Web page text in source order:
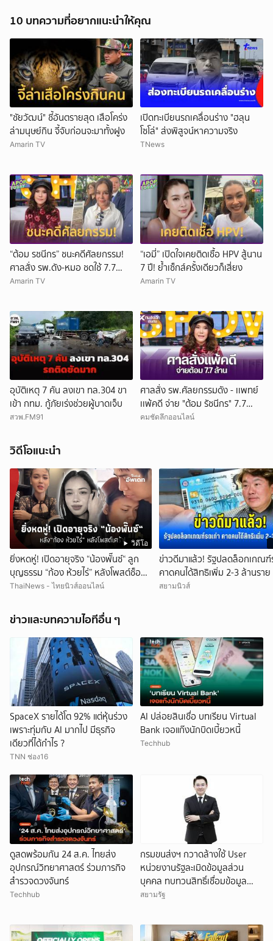
10 บทความที่อยากแนะนำให้คุณ
"ชัยวัฒน์" ชี้อันตรายสุด เสือโคร่ง
ล่ามนุษย์กิน จี้จับก่อนจะมาทั้งฝูง
Amarin TV
เปิดทะเบียนรถเคลื่อนร่าง "ฮลุน
โซโล่" ส่งพิสูจน์หาความจริง
TNews
“ต้อม รชนีกร” ชนะคดีศัลยกรรม!
ศาลสั่ง รพ.ดัง-หมอ ชดใช้ 7.7
ล้าน
Amarin TV
“เอมี่” เปิดใจเคยติดเชื้อ HPV สู้นาน
7 ปี! ย้ำเซ็กส์ครั้งเดียวก็เสี่ยง
Amarin TV
อุบัติเหตุ 7 คัน ลงเขา ทล.304 ขา
เข้า กทม. กู้ภัยเร่งช่วยผู้บาดเจ็บ
สวพ.FM91
ศาลสั่ง รพ.ศัลยกรรมดัง - เเพทย์
เเพ้คดี จ่าย "ต้อม รัชนีกร" 7.7
ล้าน
คมชัดลึกออนไลน์
วิดีโอแนะนำ
วิดีโอ
ยิ่งหดหู่! เปิดอายุจริง “น้องพั๊นซ์“ ลูก
บุญธรรม “ก้อง ห้วยไร่” หลังโพสต์ช็อก
กลางดึก ทำใจหาย!
ThaiNews - ไทยนิวส์ออนไลน์
ข่าวดีมาแล้ว! รัฐปลดล็อกเกณฑ์
คาดคนได้สิทธิเพิ่ม 2-3 ล้านราย
สยามนิวส์
ข่าวและบทความไอทีอื่น ๆ
SpaceX รายได้โต 92% แต่หุ้นร่วง
เพราะทุ่มกับ AI มากไป มีธุรกิจ
เดียวที่ได้กำไร ?
TNN ช่อง16
AI ปล่อยสินเชื่อ บทเรียน Virtual
Bank เจอแก๊งนักบิดเบี้ยวหนี้
Techhub
ดูสดพร้อมกัน 24 ส.ค. ไทยส่ง
อุปกรณ์วิทยาศาสตร์ ร่วมภารกิจ
สำรวจดวงจันทร์
Techhub
กรมขนส่งฯ กวาดล้างใช้ User
หน่วยงานรัฐละเมิดข้อมูลส่วน
บุคคล ทบทวนสิทธิ์เชื่อมข้อมูล
ระหว่างหน่วยงาน ดำเนินคดีอาญา
สยามรัฐ